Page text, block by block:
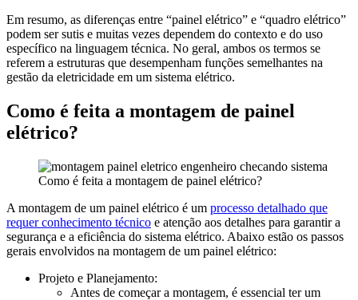
Em resumo, as diferenças entre “painel elétrico” e “quadro elétrico”
podem ser sutis e muitas vezes dependem do contexto e do uso
específico na linguagem técnica. No geral, ambos os termos se
referem a estruturas que desempenham funções semelhantes na
gestão da eletricidade em um sistema elétrico.
Como é feita a montagem de painel
elétrico?
Como é feita a montagem de painel elétrico?
A montagem de um painel elétrico é um processo detalhado que
requer conhecimento técnico e atenção aos detalhes para garantir a
segurança e a eficiência do sistema elétrico. Abaixo estão os passos
gerais envolvidos na montagem de um painel elétrico:
Projeto e Planejamento:
Antes de começar a montagem, é essencial ter um